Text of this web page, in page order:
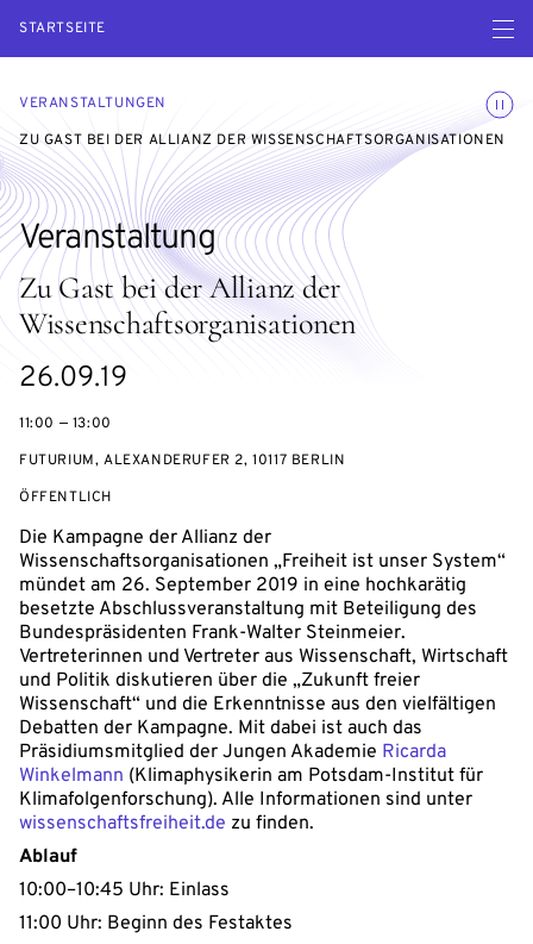
STARTSEITE Menü
VERANSTALTUNGEN
ZU GAST BEI DER ALLIANZ DER WISSENSCHAFTSORGANISATIONEN
Zu Gast bei der Allianz der
Wissenschaftsorganisationen
Veranstaltung
eventBeginsOn
26.09.19
11:00 — 13:00
FUTURIUM, ALEXANDERUFER 2, 10117 BERLIN
VERANSTALTUNGSZUGANG:
ÖFFENTLICH
Die Kampagne der Allianz der
Wissenschaftsorganisationen „Freiheit ist unser System“
mündet am 26. September 2019 in eine hochkarätig
besetzte Abschlussveranstaltung mit Beteiligung des
Bundespräsidenten Frank-Walter Steinmeier.
Vertreterinnen und Vertreter aus Wissenschaft, Wirtschaft
und Politik diskutieren über die „Zukunft freier
Wissenschaft“ und die Erkenntnisse aus den vielfältigen
Debatten der Kampagne. Mit dabei ist auch das
Präsidiumsmitglied der Jungen Akademie Ricarda
Winkelmann (Klimaphysikerin am Potsdam-Institut für
Klimafolgenforschung). Alle Informationen sind unter
wissenschaftsfreiheit.de zu finden.
Ablauf
10:00–10:45 Uhr: Einlass
11:00 Uhr: Beginn des Festaktes